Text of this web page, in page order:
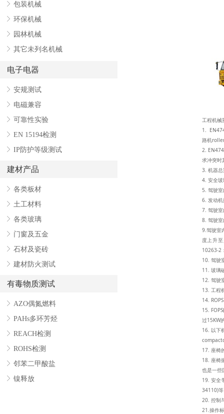
工程机械
1.
路机
2.
求冲突时
3. 机器
4. 安全玻
5. 驾驶
6. 发动
7. 驾驶室
8. 驾驶
9.驾驶室
度上升
10263-2
10. 驾驶
11. 玻璃
12. 驾驶
13. 工程
14.
15.
过15KW
16. 以下
17. 座椅
18. 座椅
也是一些
19. 安全
34110)
20. 控制
21.操作
ꁕ 包装机械
ꁕ 环保机械
ꁕ 园林机械
ꁕ 其它未列名机械
电子电器
ꁕ 安规测试
ꁕ 电磁兼容
ꁕ 可靠性实验
ꁕ EN 15194检测
ꁕ IP防护等级测试
建材产品
ꁕ 各类板材
ꁕ 土工材料
ꁕ 各类玻璃
ꁕ 门窗及五金
ꁕ 石材及瓷砖
ꁕ 建材防火测试
有毒物质测试
ꁕ AZO偶氮燃料
ꁕ PAHs多环芳烃
ꁕ REACH检测
ꁕ ROHS检测
ꁕ 邻苯二甲酸盐
ꁕ 镍释放